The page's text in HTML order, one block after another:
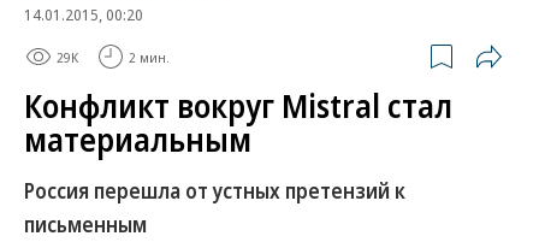
14.01.2015, 00:20
29K 2 мин.
Конфликт вокруг Mistral стал
материальным
Россия перешла от устных претензий к
письменным